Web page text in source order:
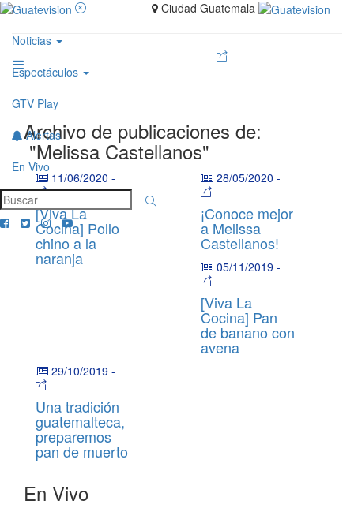
Noticias
Espectáculos
GTV Play
Alertas
En Vivo
Ciudad Guatemala
Archivo de publicaciones de:
"Melissa Castellanos"
11/06/2020 -
[Viva La
Cocina] Pollo
chino a la
naranja
28/05/2020 -
¡Conoce mejor
a Melissa
Castellanos!
05/11/2019 -
[Viva La
Cocina] Pan
de banano con
avena
29/10/2019 -
Una tradición
guatemalteca,
preparemos
pan de muerto
En Vivo